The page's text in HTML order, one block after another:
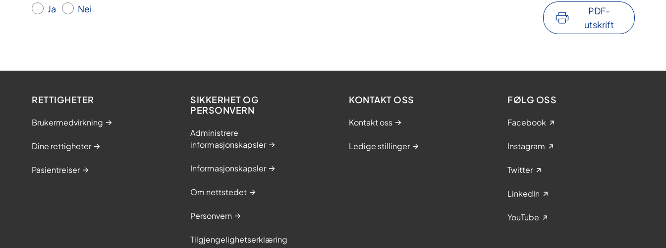
Ja Nei
PDF-
utskrift
RETTIGHETER
Brukermedvirkning
Dine rettigheter
Pasientreiser
SIKKERHET OG
PERSONVERN
Administrere
informasjonskapsler
Informasjonskapsler
Om nettstedet
Personvern
Tilgjengelighetserklæring
KONTAKT OSS
Kontakt oss
Ledige stillinger
FØLG OSS
Facebook
Instagram
Twitter
LinkedIn
YouTube